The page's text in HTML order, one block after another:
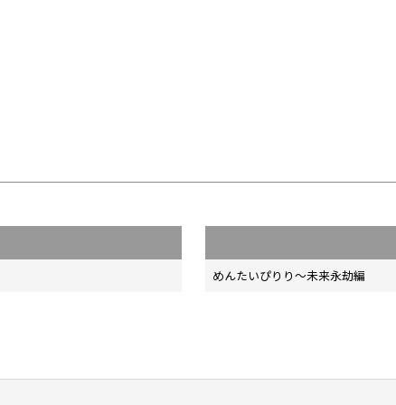
めんたいぴりり～未来永劫編